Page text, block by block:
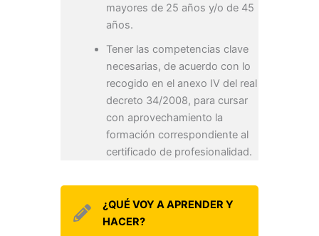
mayores de 25 años y/o de 45
años.
Tener las competencias clave
necesarias, de acuerdo con lo
recogido en el anexo IV del real
decreto 34/2008, para cursar
con aprovechamiento la
formación correspondiente al
certificado de profesionalidad.
¿QUÉ VOY A APRENDER Y
HACER?